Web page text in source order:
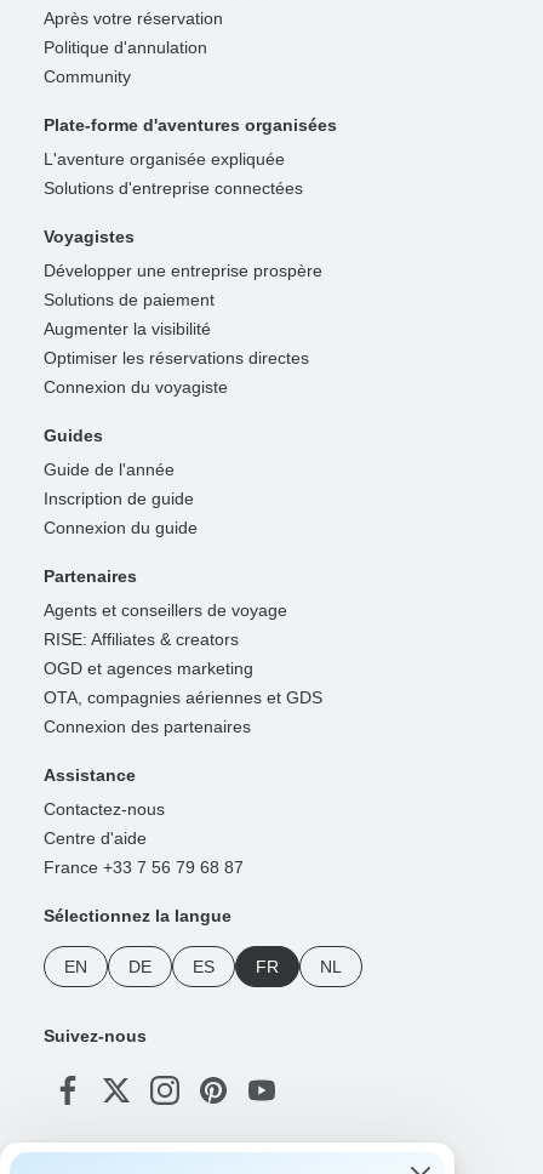
Après votre réservation
Politique d'annulation
Community
Plate-forme d'aventures organisées
L'aventure organisée expliquée
Solutions d'entreprise connectées
Voyagistes
Développer une entreprise prospère
Solutions de paiement
Augmenter la visibilité
Optimiser les réservations directes
Connexion du voyagiste
Guides
Guide de l'année
Inscription de guide
Connexion du guide
Partenaires
Agents et conseillers de voyage
RISE: Affiliates & creators
OGD et agences marketing
OTA, compagnies aériennes et GDS
Connexion des partenaires
Assistance
Contactez-nous
Centre d'aide
France +33 7 56 79 68 87
Sélectionnez la langue
EN DE ES FR NL
Suivez-nous